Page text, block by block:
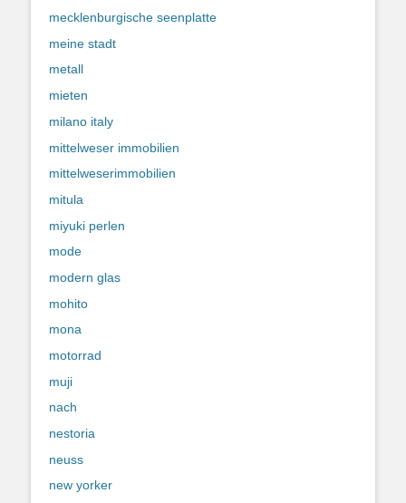
mecklenburgische seenplatte
meine stadt
metall
mieten
milano italy
mittelweser immobilien
mittelweserimmobilien
mitula
miyuki perlen
mode
modern glas
mohito
mona
motorrad
muji
nach
nestoria
neuss
new yorker